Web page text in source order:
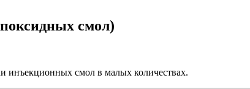
смол)
инъекционных смол в малых количествах.